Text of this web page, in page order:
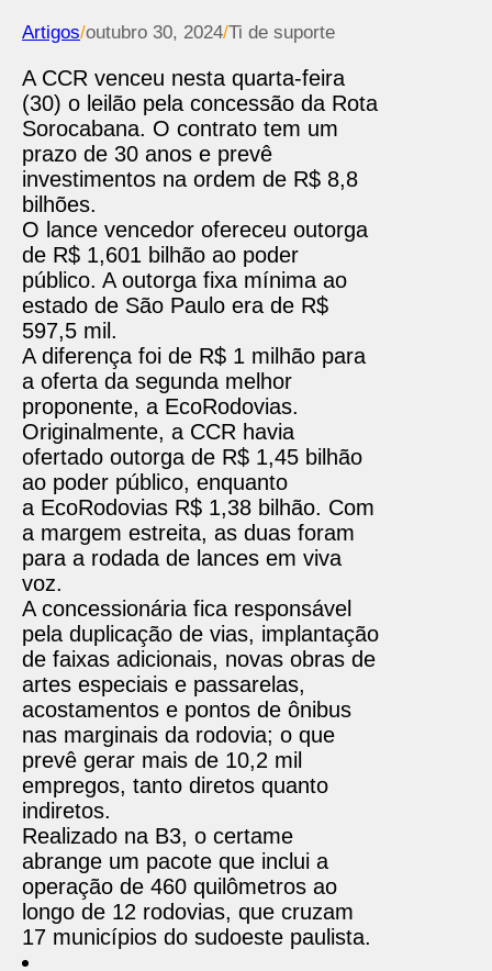
Artigos/outubro 30, 2024/Ti de suporte
A CCR venceu nesta quarta-feira
(30) o leilão pela concessão da Rota
Sorocabana. O contrato tem um
prazo de 30 anos e prevê
investimentos na ordem de R$ 8,8
bilhões.
O lance vencedor ofereceu outorga
de R$ 1,601 bilhão ao poder
público. A outorga fixa mínima ao
estado de São Paulo era de R$
597,5 mil.
A diferença foi de R$ 1 milhão para
a oferta da segunda melhor
proponente, a EcoRodovias.
Originalmente, a CCR havia
ofertado outorga de R$ 1,45 bilhão
ao poder público, enquanto
a EcoRodovias R$ 1,38 bilhão. Com
a margem estreita, as duas foram
para a rodada de lances em viva
voz.
A concessionária fica responsável
pela duplicação de vias, implantação
de faixas adicionais, novas obras de
artes especiais e passarelas,
acostamentos e pontos de ônibus
nas marginais da rodovia; o que
prevê gerar mais de 10,2 mil
empregos, tanto diretos quanto
indiretos.
Realizado na B3, o certame
abrange um pacote que inclui a
operação de 460 quilômetros ao
longo de 12 rodovias, que cruzam
17 municípios do sudoeste paulista.